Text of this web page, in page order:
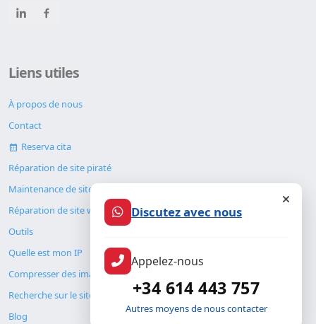
Liens utiles
À propos de nous
Contact
Reserva cita
Réparation de site piraté
Maintenance de site web
Réparation de site web
Outils
Quelle est mon IP
Compresser des images
Recherche sur le site
Blog
Discutez avec nous
Appelez-nous
+34 614 443 757
Autres moyens de nous contacter